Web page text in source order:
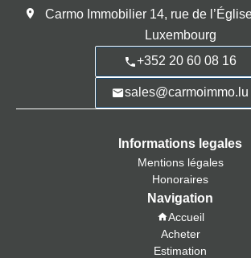
Carmo Immobilier 14, rue de
Luxembourg
+352 20 60 08 16
sales@carmoimmo.lu
Informations legales
Mentions légales
Honoraires
Navigation
Accueil
Acheter
Estimation